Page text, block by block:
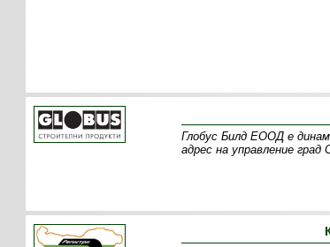
Глобус Билд ЕООД е
адрес на управление